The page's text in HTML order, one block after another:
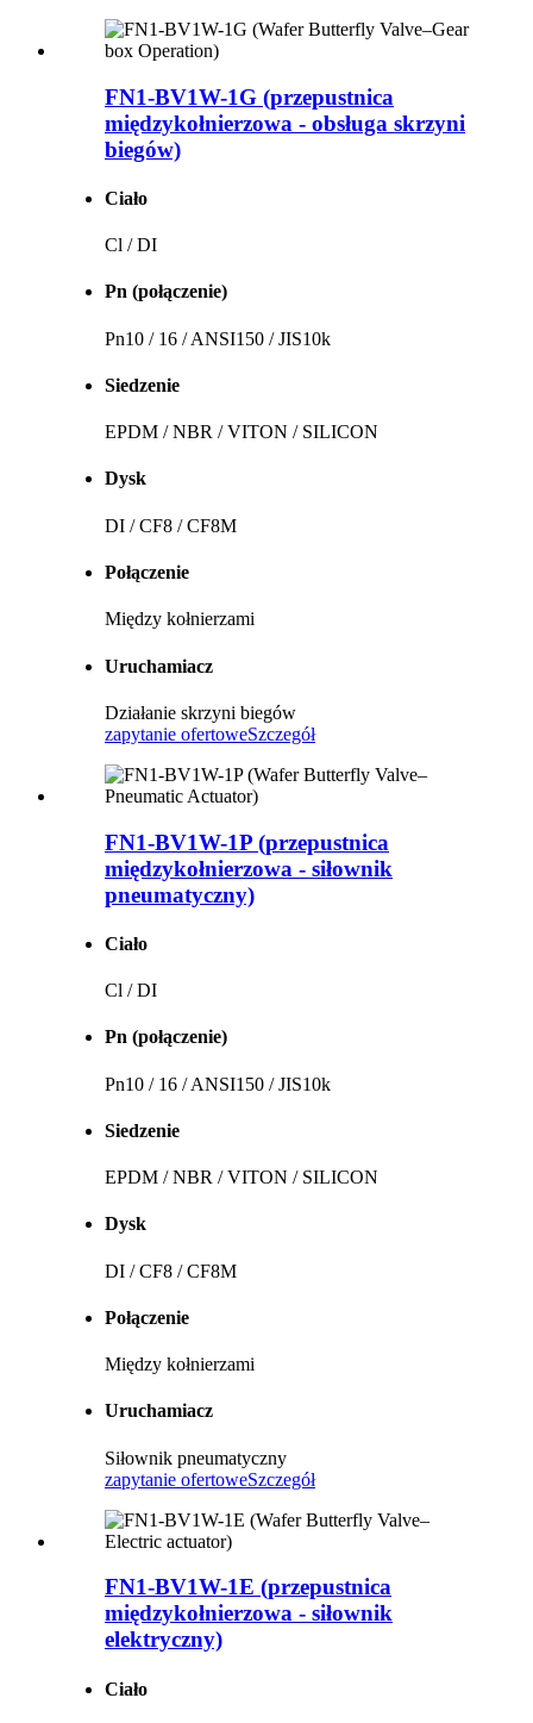
FN1-BV1W-1G (przepustnica
międzykołnierzowa - obsługa skrzyni
biegów)
Ciało
Cl / DI
Pn (połączenie)
Pn10 / 16 / ANSI150 / JIS10k
Siedzenie
EPDM / NBR / VITON / SILICON
Dysk
DI / CF8 / CF8M
Połączenie
Między kołnierzami
Uruchamiacz
Działanie skrzyni biegów
zapytanie ofertoweSzczegół
FN1-BV1W-1P (przepustnica
międzykołnierzowa - siłownik
pneumatyczny)
Ciało
Cl / DI
Pn (połączenie)
Pn10 / 16 / ANSI150 / JIS10k
Siedzenie
EPDM / NBR / VITON / SILICON
Dysk
DI / CF8 / CF8M
Połączenie
Między kołnierzami
Uruchamiacz
Siłownik pneumatyczny
zapytanie ofertoweSzczegół
FN1-BV1W-1E (przepustnica
międzykołnierzowa - siłownik
elektryczny)
Ciało